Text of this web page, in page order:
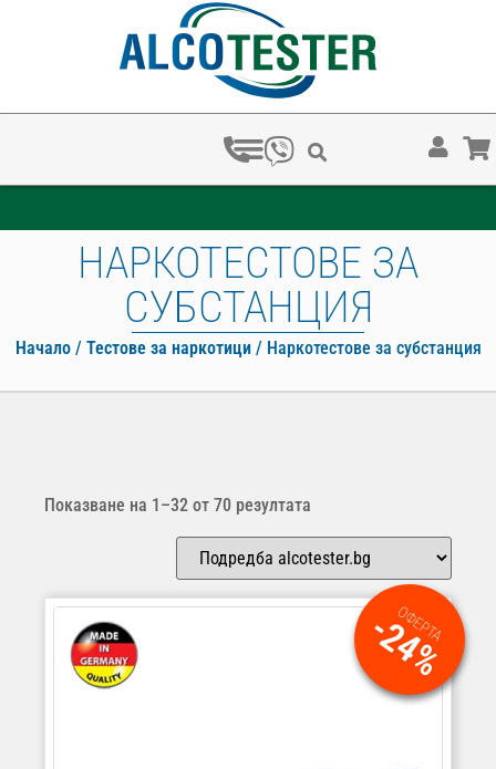
ЗА КОЛКО ВРЕМЕ ХВАЩАТ НАРКОТЕСТОВЕТЕ?
НАРКОТЕСТОВЕ ЗА
СУБСТАНЦИЯ
Начало/ Тестове за наркотици/ Наркотестове за субстанция
Показване на 1–32 от 70 резултата
ОФЕРТА
-24%